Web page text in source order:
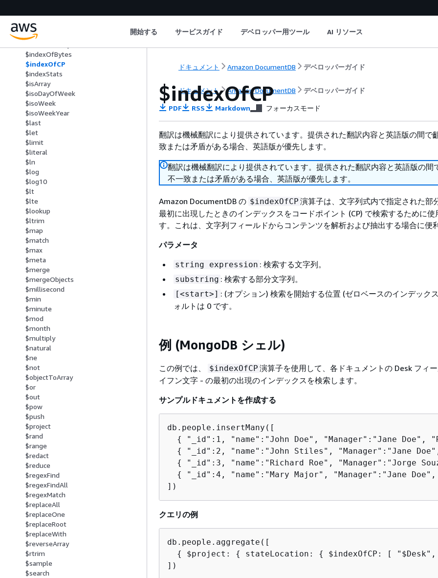
開始する サービスガイド デベロッパー用ツール AI リソース
$hour
$ifNull
$in
$indexOfBytes
$indexOfCP
$indexStats
$isArray
$isoDayOfWeek
$isoWeek
$isoWeekYear
$last
$let
$limit
$literal
$ln
$log
$log10
$lt
$lte
$lookup
$ltrim
$map
$match
$max
$meta
$merge
$mergeObjects
$millisecond
$min
$minute
$mod
$month
$multiply
$natural
$ne
$not
$objectToArray
$or
$out
$pow
$push
$project
$rand
$range
$redact
$reduce
$regexFind
$regexFindAll
$regexMatch
$replaceAll
$replaceOne
$replaceRoot
$replaceWith
$reverseArray
$rtrim
$sample
$search
ドキュメント Amazon DocumentDB デベロッパーガイド
ドキュメント Amazon DocumentDB デベロッパーガイド
$indexOfCP
PDF RSS Markdown フォーカスモード
翻訳は機械翻訳により提供されています。提供された翻訳内容と英語版の間で
致または矛盾がある場合、英語版が優先します。
翻訳は機械翻訳により提供されています。提供された翻訳内容と英語版の間
不一致または矛盾がある場合、英語版が優先します。
Amazon DocumentDB の $indexOfCP 演算子は、文字列式内で指定された部
最初に出現したときのインデックスをコードポイント (CP) で検索するために使
す。これは、文字列フィールドからコンテンツを解析および抽出する場合に便利
パラメータ
string expression : 検索する文字列。
substring : 検索する部分文字列。
[<start>] : (オプション) 検索を開始する位置 (ゼロベースのインデック
ォルトは 0 です。
例 (MongoDB シェル)
この例では、 $indexOfCP 演算子を使用して、各ドキュメントの Desk フィ
イフン文字 - の最初の出現のインデックスを検索します。
サンプルドキュメントを作成する
db.people.insertMany([
{
"_id":1, "name":"John Doe", "Manager":"Jane Doe",
{
"_id":2, "name":"John Stiles", "Manager":"Jane
{
"_id":3, "name":"Richard Roe", "Manager":"Jorge
{
"_id":4, "name":"Mary Major", "Manager":"Jane
])
クエリの例
db.people.aggregate([
{
$project: { stateLocation: {
$indexOfCP: [
])